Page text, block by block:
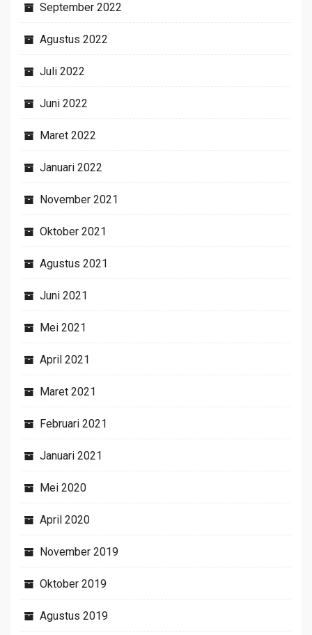
September 2022
Agustus 2022
Juli 2022
Juni 2022
Maret 2022
Januari 2022
November 2021
Oktober 2021
Agustus 2021
Juni 2021
Mei 2021
April 2021
Maret 2021
Februari 2021
Januari 2021
Mei 2020
April 2020
November 2019
Oktober 2019
Agustus 2019